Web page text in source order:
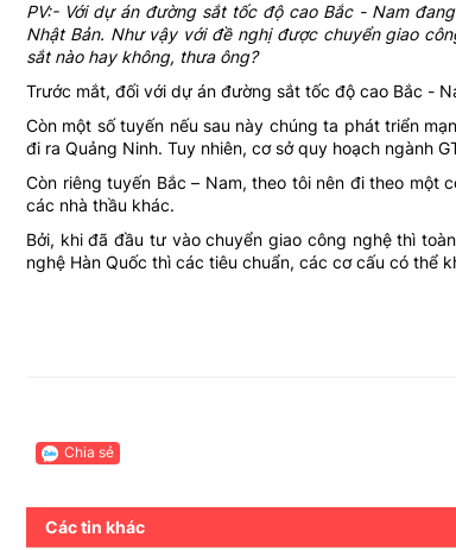
PV:- Với dự án đường sắt tốc độ cao Bắc - Nam
Nhật Bản. Như vậy với đề nghị được chuyển giao
sắt nào hay không, thưa ông?
Trước mắt, đối với dự án đường sắt tốc độ cao Bắc -
Còn một số tuyến nếu sau này chúng ta phát triển
đi ra Quảng Ninh. Tuy nhiên, cơ sở quy hoạch ngành
Còn riêng tuyến Bắc – Nam, theo tôi nên đi theo một
các nhà thầu khác.
Bởi, khi đã đầu tư vào chuyển giao công nghệ thì
nghệ Hàn Quốc thì các tiêu chuẩn, các cơ cấu có thể
Chia sẻ
Các tin khác